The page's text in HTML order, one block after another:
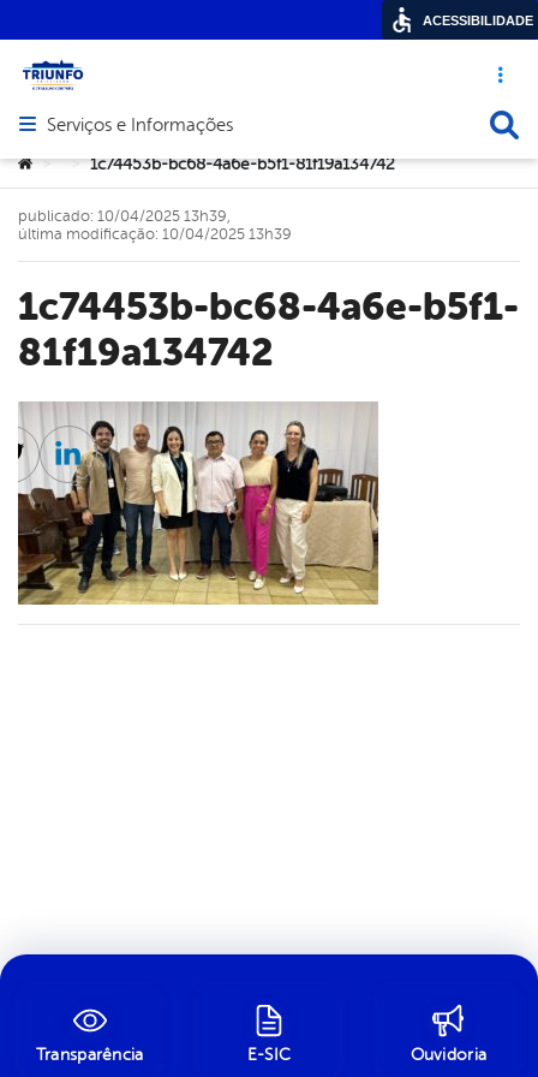
Acesso
Abrir menu principal de navegação
Serviços e Informações
Você está aqui:
> > 1c74453b-bc68-4a6e-b5f1-81f19a134742
1c74453b-bc68-4a6e-b5f1-
81f19a134742
publicado: 10/04/2025 13h39,
última modificação: 10/04/2025 13h39
Twitter
Linkedin
Transparência E-SIC Ouvidoria
ACESSIBILIDADE